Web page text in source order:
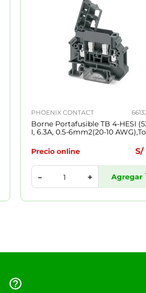
PHOENIX CONTACT
Borne Portafusible TB 4-HESI
I, 6.3A, 0.5-6mm2(20-10
Precio online
S/
＋
－ Agregar